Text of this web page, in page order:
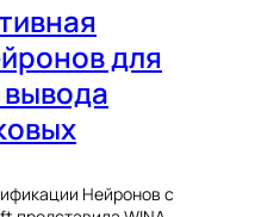
для
Нейронов с